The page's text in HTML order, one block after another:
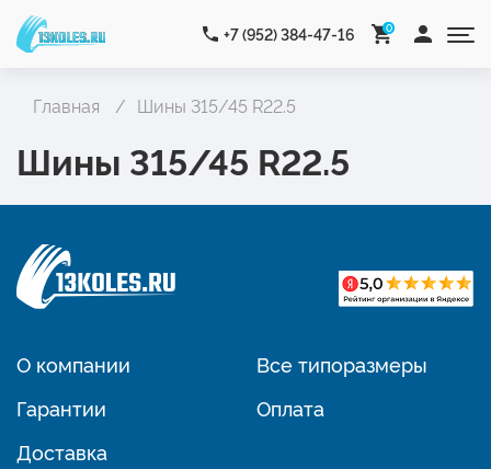
+7 (952) 384-47-16 0
Главная Шины 315/45 R22.5
Шины 315/45 R22.5
О компании
Гарантии
Доставка
Все типоразмеры
Оплата